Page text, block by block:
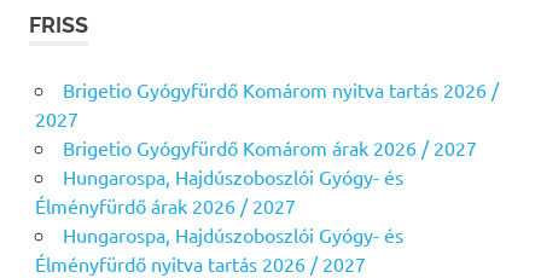
FRISS
Brigetio Gyógyfürdő Komárom nyitva tartás 2026 /
2027
Brigetio Gyógyfürdő Komárom árak 2026 / 2027
Hungarospa, Hajdúszoboszlói Gyógy- és
Élményfürdő árak 2026 / 2027
Hungarospa, Hajdúszoboszlói Gyógy- és
Élményfürdő nyitva tartás 2026 / 2027